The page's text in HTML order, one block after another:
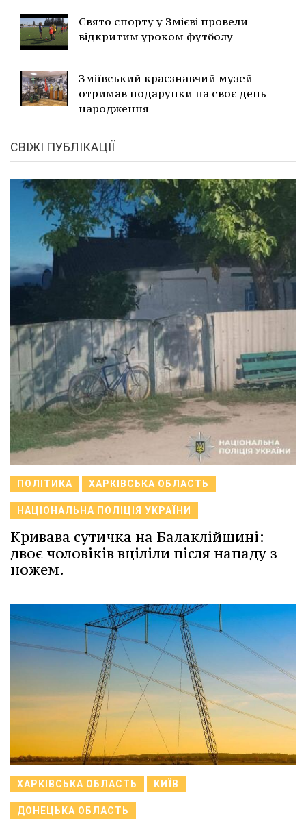
Свято спорту у Змієві провели
відкритим уроком футболу
Зміївський краєзнавчий музей
отримав подарунки на своє день
народження
СВІЖІ ПУБЛІКАЦІЇ
ПОЛІТИКА ХАРКІВСЬКА ОБЛАСТЬ
НАЦІОНАЛЬНА ПОЛІЦІЯ УКРАЇНИ
Кривава сутичка на Балаклійщині:
двоє чоловіків вціліли після нападу з
ножем.
ХАРКІВСЬКА ОБЛАСТЬ КИЇВ
ДОНЕЦЬКА ОБЛАСТЬ